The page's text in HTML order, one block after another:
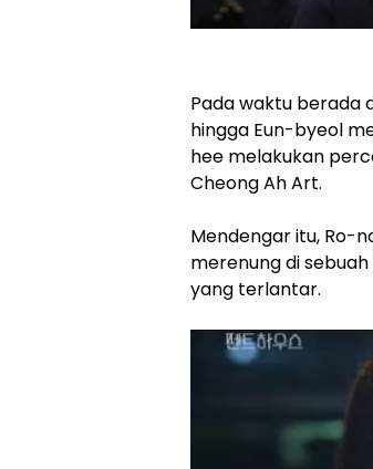
Pada waktu berada
hingga Eun-byeol
hee melakukan
Cheong Ah Art.
Mendengar itu, Ro-
merenung di
yang terlantar.